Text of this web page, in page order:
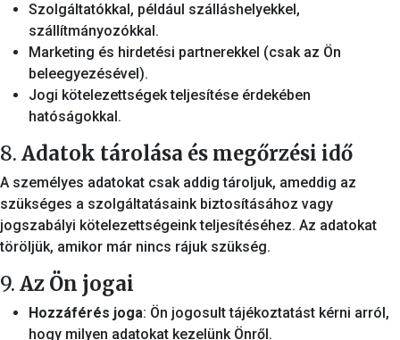
Szolgáltatókkal, például szálláshelyekkel,
szállítmányozókkal.
Marketing és hirdetési partnerekkel (csak az Ön
beleegyezésével).
Jogi kötelezettségek teljesítése érdekében
hatóságokkal.
8. Adatok tárolása és megőrzési idő
A személyes adatokat csak addig tároljuk, ameddig az
szükséges a szolgáltatásaink biztosításához vagy
jogszabályi kötelezettségeink teljesítéséhez. Az adatokat
töröljük, amikor már nincs rájuk szükség.
9. Az Ön jogai
Hozzáférés joga: Ön jogosult tájékoztatást kérni arról,
hogy milyen adatokat kezelünk Önről.